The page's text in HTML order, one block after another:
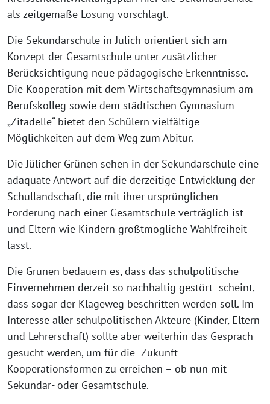
als zeitgemäße Lösung vorschlägt.
Die Sekundarschule in Jülich orientiert sich am
Konzept der Gesamtschule unter zusätzlicher
Berücksichtigung neue pädagogische Erkenntnisse.
Die Kooperation mit dem Wirtschaftsgymnasium am
Berufskolleg sowie dem städtischen Gymnasium
„Zitadelle“ bietet den Schülern vielfältige
Möglichkeiten auf dem Weg zum Abitur.
Die Jülicher Grünen sehen in der Sekundarschule eine
adäquate Antwort auf die derzeitige Entwicklung der
Schullandschaft, die mit ihrer ursprünglichen
Forderung nach einer Gesamtschule verträglich ist
und Eltern wie Kindern größtmögliche Wahlfreiheit
lässt.
Die Grünen bedauern es, dass das schulpolitische
Einvernehmen derzeit so nachhaltig gestört scheint,
dass sogar der Klageweg beschritten werden soll. Im
Interesse aller schulpolitischen Akteure (Kinder, Eltern
und Lehrerschaft) sollte aber weiterhin das Gespräch
gesucht werden, um für die Zukunft
Kooperationsformen zu erreichen – ob nun mit
Sekundar- oder Gesamtschule.